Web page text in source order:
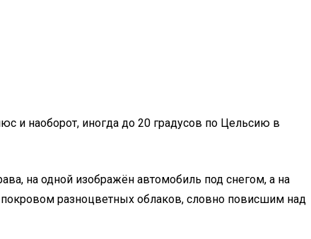
и наоборот, иногда до 20 градусов по Цельсию в
на одной изображён автомобиль под снегом, а на
разноцветных облаков, словно повисшим над
! The
August 1, 2026 0 3 words